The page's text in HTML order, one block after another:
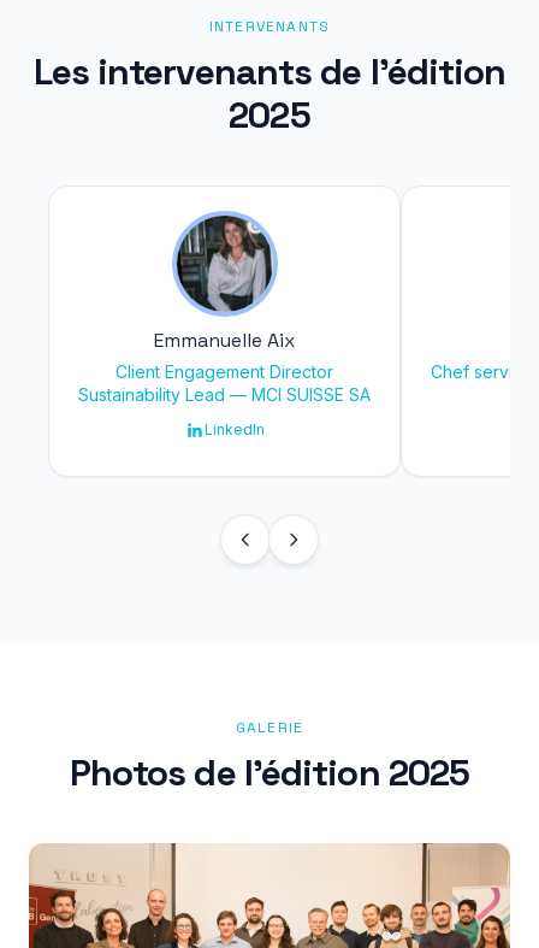
INTERVENANTS
Les intervenants de l'édition
2025
Emmanuelle Aix
Client Engagement Director
Sustainability Lead — MCI SUISSE SA
LinkedIn
Chef
GALERIE
Photos de l'édition 2025